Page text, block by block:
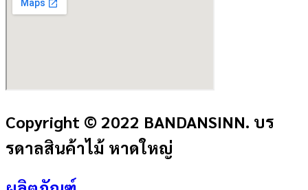
Copyright © 2022 BANDANSINN. บร
รดาลสินค้าไม้ หาดใหญ่